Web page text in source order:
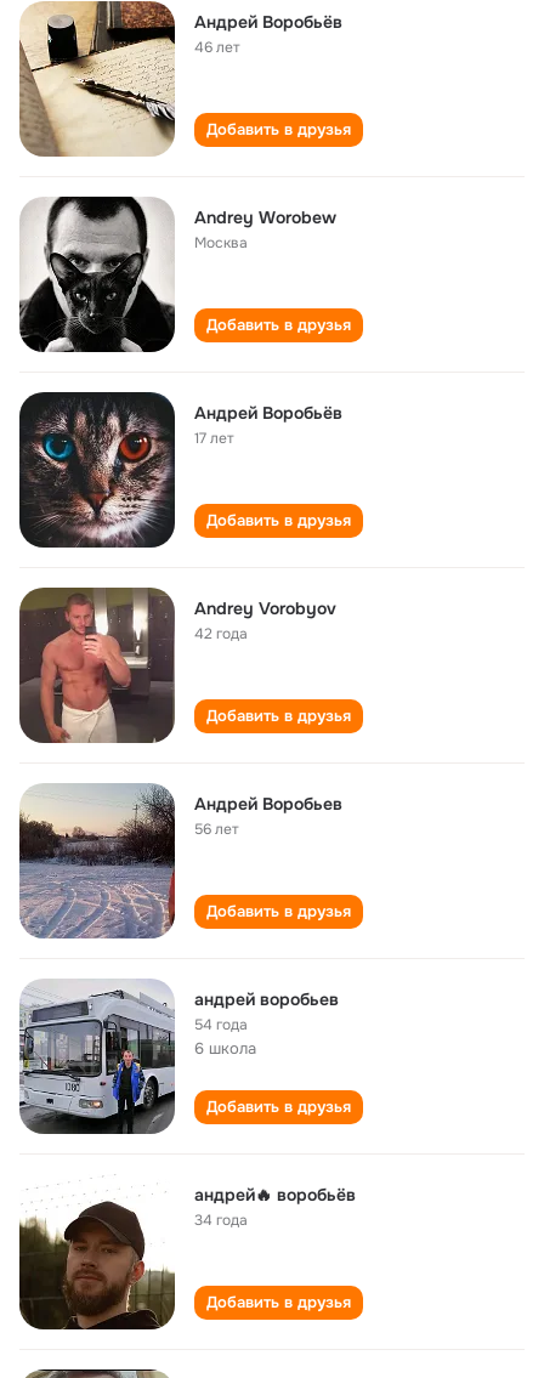
Андрей Воробьёв
46 лет
Добавить в друзья
Andrey Worobew
Москва
Добавить в друзья
Андрей Воробьëв
17 лет
Добавить в друзья
Andrey Vorobyov
42 года
Добавить в друзья
Андрей Воробьев
56 лет
Добавить в друзья
андрей воробьев
54 года
6 школа
Добавить в друзья
андрей🔥 воробьёв
34 года
Добавить в друзья